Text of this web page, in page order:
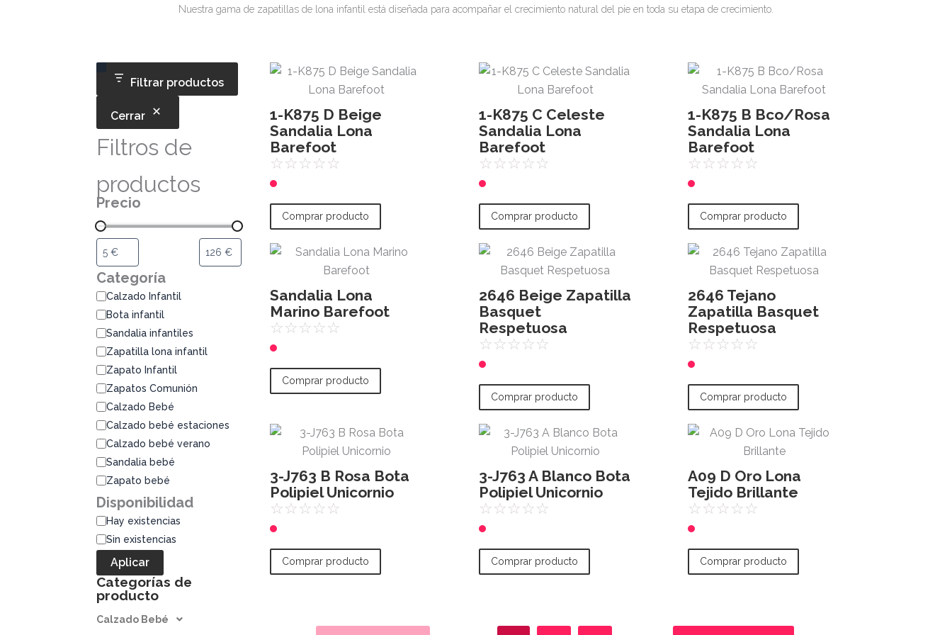
Nuestra gama de zapatillas de lona infantil está diseñada para acompañar el crecimiento natural del pie en toda su etapa de crecimiento.
Filtrar productos
Cerrar
Filtros de
productos
Precio
Categoría
Calzado Infantil
Bota infantil
Sandalia infantiles
Zapatilla lona infantil
Zapato Infantil
Zapatos Comunión
Calzado Bebé
Calzado bebé estaciones
Calzado bebé verano
Sandalia bebé
Zapato bebé
Disponibilidad
Hay existencias
Sin existencias
Aplicar
Categorías de
producto
Calzado Bebé
1-K875 D Beige
Sandalia Lona
Barefoot
☆☆☆☆☆
Comprar producto
1-K875 C Celeste
Sandalia Lona
Barefoot
☆☆☆☆☆
Comprar producto
1-K875 B Bco/Rosa
Sandalia Lona
Barefoot
☆☆☆☆☆
Comprar producto
Sandalia Lona
Marino Barefoot
☆☆☆☆☆
Comprar producto
2646 Beige Zapatilla
Basquet
Respetuosa
☆☆☆☆☆
Comprar producto
2646 Tejano
Zapatilla Basquet
Respetuosa
☆☆☆☆☆
Comprar producto
3-J763 B Rosa Bota
Polipiel Unicornio
☆☆☆☆☆
Comprar producto
3-J763 A Blanco Bota
Polipiel Unicornio
☆☆☆☆☆
Comprar producto
A09 D Oro Lona
Tejido Brillante
☆☆☆☆☆
Comprar producto